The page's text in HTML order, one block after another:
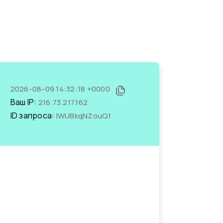
2026-08-09 14:32:18 +0000
Ваш IP: 216.73.217.162
ID запроса: IWUBkqNZouQ1